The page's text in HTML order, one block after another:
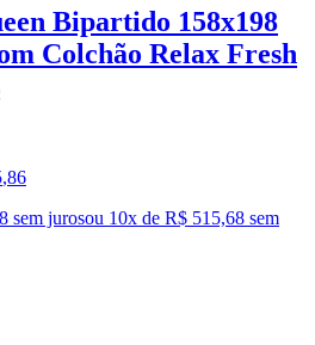
Bipartido 158x198
Colchão Relax Fresh
,86
sem jurosou 10x de R$ 515,68 sem